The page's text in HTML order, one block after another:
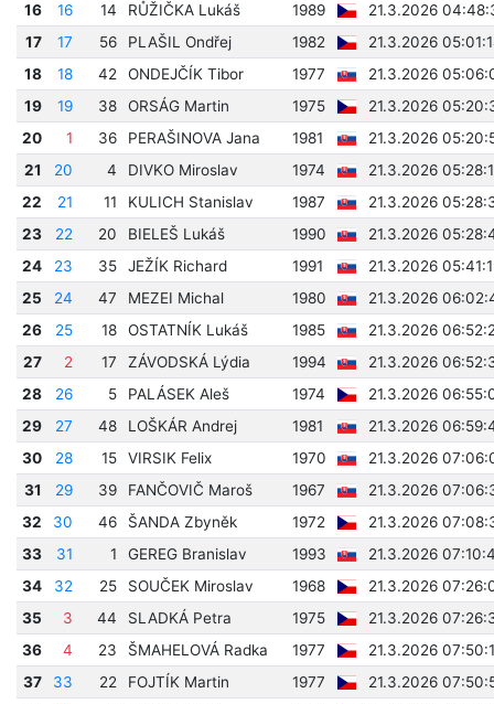
16
16 14 RŮŽIČKA Lukáš 1989
21.3.2026
17
17 56 PLAŠIL Ondřej 1982
21.3.2026
18
18 42 ONDEJČÍK Tibor 1977
21.3.2026
19
19 38 ORSÁG Martin 1975
21.3.2026
20
1 36 PERAŠINOVA Jana 1981
21.3.2026
21
20 4 DIVKO Miroslav 1974
21.3.2026
22
21 11 KULICH Stanislav 1987
21.3.2026
23
22 20 BIELEŠ Lukáš 1990
21.3.2026
24
23 35 JEŽÍK Richard 1991
21.3.2026
25
24 47 MEZEI Michal 1980
21.3.2026
26
25 18 OSTATNÍK Lukáš 1985
21.3.2026
27
2 17 ZÁVODSKÁ Lýdia 1994
21.3.2026
28
26 5 PALÁSEK Aleš 1974
21.3.2026
29
27 48 LOŠKÁR Andrej 1981
21.3.2026
30
28 15 VIRSIK Felix 1970
21.3.2026
31
29 39 FANČOVIČ Maroš 1967
21.3.2026
32
30 46 ŠANDA Zbyněk 1972
21.3.2026
33
31 1 GEREG Branislav 1993
21.3.2026
34
32 25 SOUČEK Miroslav 1968
21.3.2026
35
3 44 SLADKÁ Petra 1975
21.3.2026
36
4 23 ŠMAHELOVÁ Radka 1977
21.3.2026
37
33 22 FOJTÍK Martin 1977
21.3.2026